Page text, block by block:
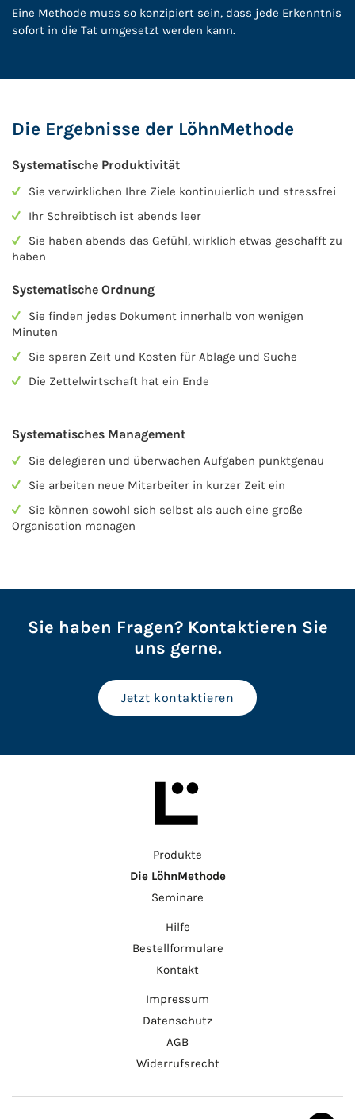
Eine Methode muss so konzipiert sein, dass jede Erkenntnis
sofort in die Tat umgesetzt werden kann.
Die Ergebnisse der LöhnMethode
Systematische Produktivität
Sie verwirklichen Ihre Ziele kontinuierlich und stressfrei
Ihr Schreibtisch ist abends leer
Sie haben abends das Gefühl, wirklich etwas geschafft zu
haben
Systematische Ordnung
Sie finden jedes Dokument innerhalb von wenigen
Minuten
Sie sparen Zeit und Kosten für Ablage und Suche
Die Zettelwirtschaft hat ein Ende
Systematisches Management
Sie delegieren und überwachen Aufgaben punktgenau
Sie arbeiten neue Mitarbeiter in kurzer Zeit ein
Sie können sowohl sich selbst als auch eine große
Organisation managen
Sie haben Fragen? Kontaktieren Sie
uns gerne.
Jetzt kontaktieren
Produkte
Die LöhnMethode
Seminare
Hilfe
Bestellformulare
Kontakt
Impressum
Datenschutz
AGB
Widerrufsrecht